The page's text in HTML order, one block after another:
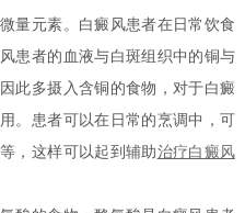
量元素。白癜风患者在日常饮食
患者的血液与白斑组织中的铜与
此多摄入含铜的食物，对于白癜
。患者可以在日常的烹调中，可
，这样可以起到辅助治疗白癜风